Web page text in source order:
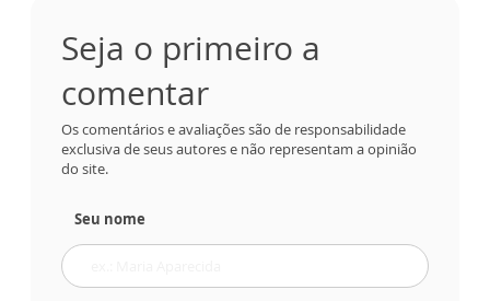
Seja o primeiro a
comentar
Os comentários e avaliações são de responsabilidade
exclusiva de seus autores e não representam a opinião
do site.
Seu nome